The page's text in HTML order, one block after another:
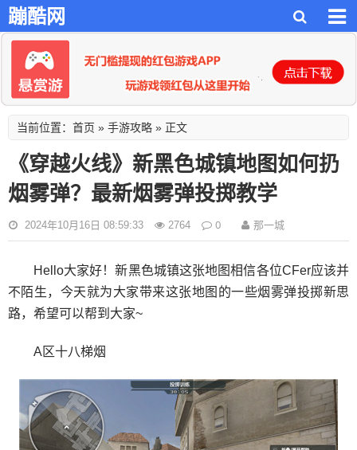
蹦酷网
当前位置： 首页 » 手游攻略 » 正文
《穿越火线》新黑色城镇地图如何扔
烟雾弹？最新烟雾弹投掷教学
2024年10月16日 08:59:33 2764 0 那一城
Hello大家好！新黑色城镇这张地图相信各位CFer应该并
不陌生，今天就为大家带来这张地图的一些烟雾弹投掷新思
路，希望可以帮到大家~
A区十八梯烟